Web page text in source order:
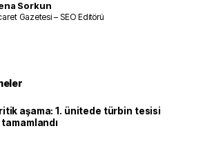
Sorkun
Gazetesi – SEO Editörü
aşama: 1. ünitede türbin tesisi